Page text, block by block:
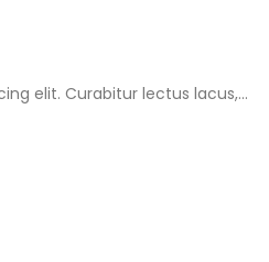
elit. Curabitur lectus lacus,...